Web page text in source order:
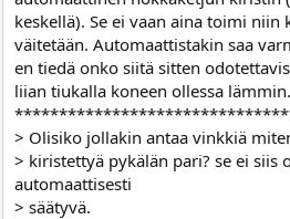
keskellä). Se ei vaan aina toimi
väitetään. Automaattistakin saa
en tiedä onko siitä sitten
liian tiukalla koneen ollessa
> Olisiko jollakin antaa vinkkiä
> kiristettyä pykälän pari? se ei siis
automaattisesti
> säätyvä.